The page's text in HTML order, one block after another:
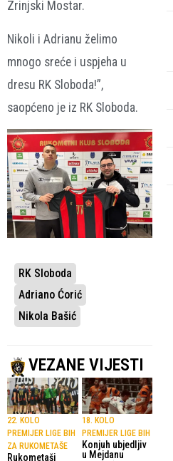
Zrinjski Mostar.
Nikoli i Adrianu želimo
mnogo sreće i uspjeha u
dresu RK Sloboda!”,
saopćeno je iz RK Sloboda.
RK Sloboda
Adriano Ćorić
Nikola Bašić
VEZANE VIJESTI
22. KOLO
PREMIJER LIGE BIH
ZA RUKOMETAŠE
Rukometaši
18. KOLO
PREMIJER LIGE BIH
Konjuh ubjedljiv
u Mejdanu